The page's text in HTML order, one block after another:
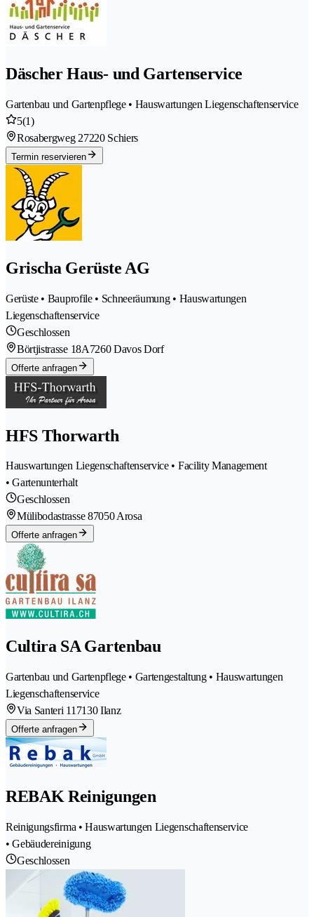
Däscher Haus- und Gartenservice
Gartenbau und Gartenpflege • Hauswartungen Liegenschaftenservice
5(1)
Rosabergweg 27220 Schiers
Termin reservieren
Grischa Gerüste AG
Gerüste • Bauprofile • Schneeräumung • Hauswartungen
Liegenschaftenservice
Geschlossen
Börtjistrasse 18A7260 Davos Dorf
Offerte anfragen
HFS Thorwarth
Hauswartungen Liegenschaftenservice • Facility Management
• Gartenunterhalt
Geschlossen
Mülibodastrasse 87050 Arosa
Offerte anfragen
Cultira SA Gartenbau
Gartenbau und Gartenpflege • Gartengestaltung • Hauswartungen
Liegenschaftenservice
Via Santeri 11 7130 Ilanz
Offerte anfragen
REBAK Reinigungen
Reinigungsfirma • Hauswartungen Liegenschaftenservice
• Gebäudereinigung
Geschlossen